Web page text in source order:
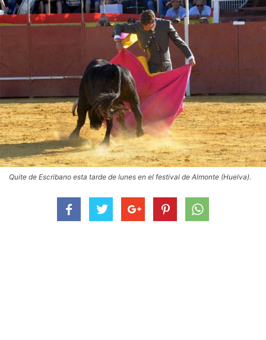
Quite de Escribano esta tarde de lunes en el festival de Almonte (Huelva).